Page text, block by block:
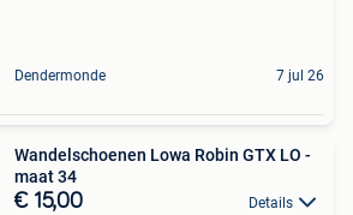
Dendermonde 7 jul 26
Wandelschoenen Lowa Robin GTX LO -
maat 34
€ 15,00 Details